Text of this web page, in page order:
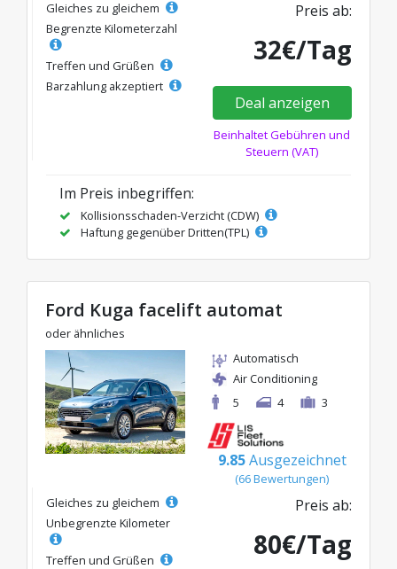
Gleiches zu gleichem
Begrenzte Kilometerzahl
Treffen und Grüßen
Barzahlung akzeptiert
Preis ab:
32€/Tag
Deal anzeigen
Beinhaltet Gebühren und
Steuern (VAT)
Im Preis inbegriffen:
Kollisionsschaden-Verzicht (CDW)
Haftung gegenüber Dritten(TPL)
Ford Kuga facelift automat
oder ähnliches
Automatisch
Air Conditioning
5
4 3
9.85 Ausgezeichnet
(66 Bewertungen)
Gleiches zu gleichem
Unbegrenzte Kilometer
Treffen und Grüßen
Preis ab:
80€/Tag